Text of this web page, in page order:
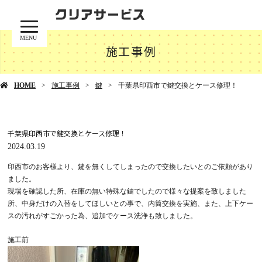
MENU
施工事例
HOME 施工事例 鍵 千葉県印西市で鍵交換とケース修理！
千葉県印西市で鍵交換とケース修理！
2024.03.19
印西市のお客様より、鍵を無くしてしまったので交換したいとのご依頼があり
ました。
現場を確認した所、在庫の無い特殊な鍵でしたので様々な提案を致しました
所、中身だけの入替をしてほしいとの事で、内筒交換を実施、また、上下ケー
スの汚れがすごかった為、追加でケース洗浄も致しました。
施工前